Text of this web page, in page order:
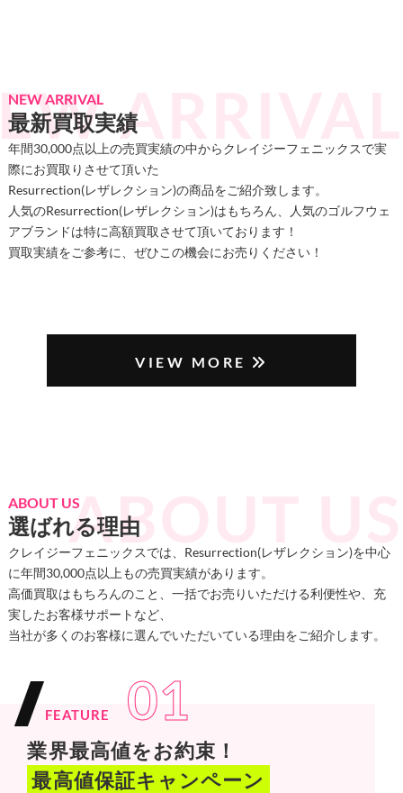
NEW ARRIVAL
最新買取実績
年間30,000点以上の売買実績の中からクレイジーフェニックスで実
際にお買取りさせて頂いた
Resurrection(レザレクション)の商品をご紹介致します。
人気のResurrection(レザレクション)はもちろん、人気のゴルフウェ
アブランドは特に高額買取させて頂いております！
買取実績をご参考に、ぜひこの機会にお売りください！
VIEW MORE
ABOUT US
選ばれる理由
クレイジーフェニックスでは、Resurrection(レザレクション)を中心
に年間30,000点以上もの売買実績があります。
高価買取はもちろんのこと、一括でお売りいただける利便性や、充
実したお客様サポートなど、
当社が多くのお客様に選んでいただいている理由をご紹介します。
FEATURE 01
業界最高値をお約束！
最高値保証キャンペーン